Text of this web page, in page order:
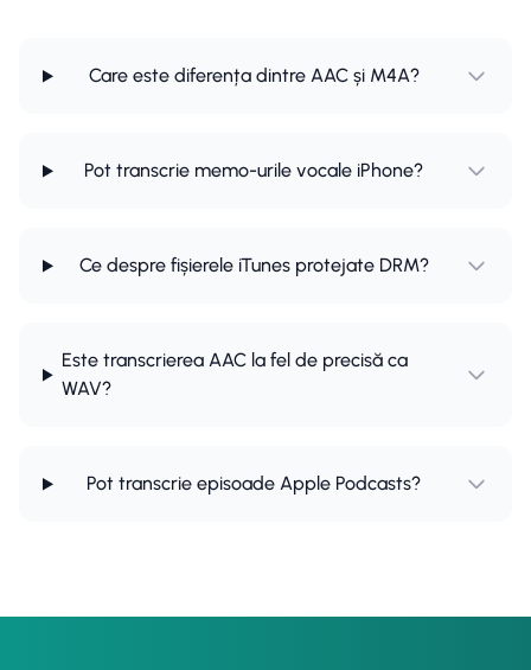
Care este diferența dintre AAC și M4A?
Pot transcrie memo-urile vocale iPhone?
Ce despre fișierele iTunes protejate DRM?
Este transcrierea AAC la fel de precisă ca
WAV?
Pot transcrie episoade Apple Podcasts?